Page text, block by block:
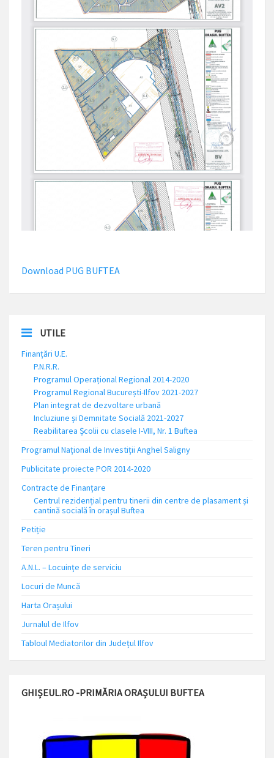
Download PUG BUFTEA
UTILE
Finanțări U.E.
P.N.R.R.
Programul Operațional Regional 2014-2020
Programul Regional București-Ilfov 2021-2027
Plan integrat de dezvoltare urbană
Incluziune și Demnitate Socială 2021-2027
Reabilitarea Școlii cu clasele I-VIII, Nr. 1 Buftea
Programul Național de Investiții Anghel Saligny
Publicitate proiecte POR 2014-2020
Contracte de Finanțare
Centrul rezidențial pentru tinerii din centre de plasament și
cantină socială în orașul Buftea
Petiție
Teren pentru Tineri
A.N.L. – Locuinţe de serviciu
Locuri de Muncă
Harta Orașului
Jurnalul de Ilfov
Tabloul Mediatorilor din Județul Ilfov
GHIȘEUL.RO -PRIMĂRIA ORAȘULUI BUFTEA